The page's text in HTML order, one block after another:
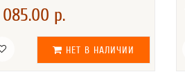
085.00 р.
НЕТ В НАЛИЧИИ